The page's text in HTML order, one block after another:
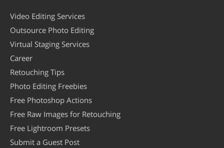
Video Editing Services
Outsource Photo Editing
Virtual Staging Services
Career
Retouching Tips
Photo Editing Freebies
Free Photoshop Actions
Free Raw Images for Retouching
Free Lightroom Presets
Submit a Guest Post